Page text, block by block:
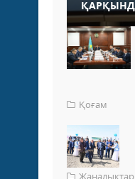
Қоғам
Жаңалықтар